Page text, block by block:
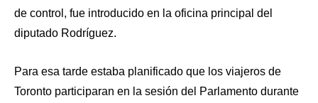
de control, fue introducido en la oficina principal del
diputado Rodríguez.
Para esa tarde estaba planificado que los viajeros de
Toronto participaran en la sesión del Parlamento durante